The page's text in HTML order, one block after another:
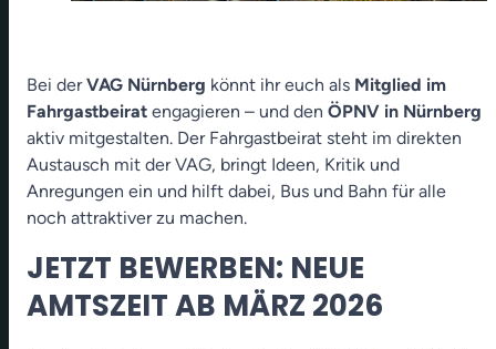
Bei derVAG Nürnberg könnt ihr euch als Mitglied im
Fahrgastbeirat engagieren – und den ÖPNV in Nürnberg
aktiv mitgestalten. Der Fahrgastbeirat steht im direkten
Austausch mit der VAG, bringt Ideen, Kritik und
Anregungen ein und hilft dabei, Bus und Bahn für alle
noch attraktiver zu machen.
JETZT BEWERBEN: NEUE
AMTSZEIT AB MÄRZ 2026